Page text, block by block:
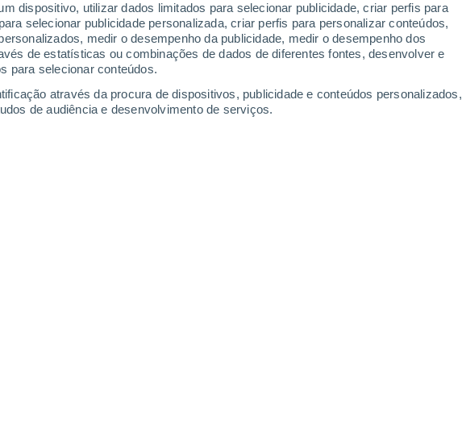
dispositivo, utilizar dados limitados para selecionar publicidade, criar perfis para
selecionar publicidade personalizada, criar perfis para personalizar conteúdos,
medir o desempenho da publicidade, medir o desempenho dos
de estatísticas ou combinações de dados de diferentes fontes, desenvolver e
para selecionar conteúdos.
através da procura de dispositivos, publicidade e conteúdos personalizados,
de audiência e desenvolvimento de serviços.
26°
Iráclio
30°
25°
Citera
Kalamata
26°
Kos
Karpathos
31°
27°
Rodes
29°
26°
Santorini
Chania